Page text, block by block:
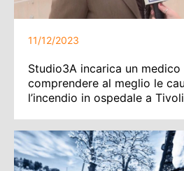
11/12/2023
Studio3A incarica un
comprendere al meglio le
l’incendio in ospedale a Tivoli